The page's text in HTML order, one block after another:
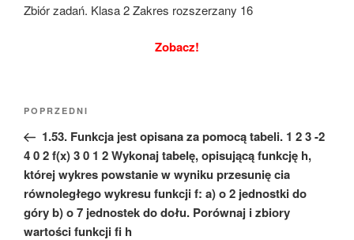
Zbiór zadań. Klasa 2 Zakres rozszerzany 16
Zobacz!
Nawigacja
Poprzedni
wpis
POPRZEDNI
1.53. Funkcja jest opisana za pomocą tabeli. 1 2 3 -2
4 0 2 f(x) 3 0 1 2 Wykonaj tabelę, opisującą funkcję h,
której wykres powstanie w wyniku przesunię cia
równoległego wykresu funkcji f: a) o 2 jednostki do
góry b) o 7 jednostek do dołu. Porównaj i zbiory
wartości funkcji fi h